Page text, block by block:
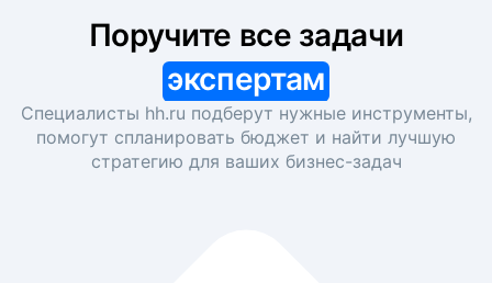
экспертам
Специалисты hh.ru подберут нужные инструменты,
помогут спланировать бюджет и найти лучшую
стратегию для ваших бизнес-задач